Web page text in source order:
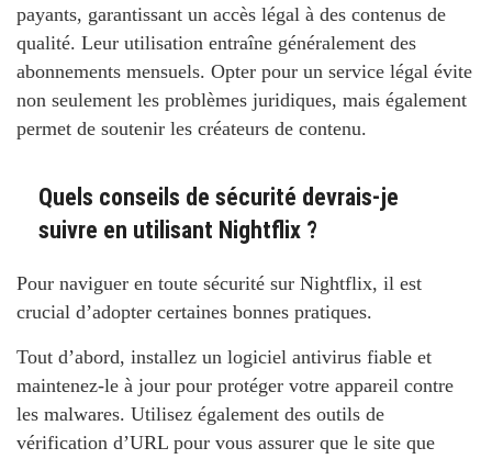
payants, garantissant un accès légal à des contenus de
qualité. Leur utilisation entraîne généralement des
abonnements mensuels. Opter pour un service légal évite
non seulement les problèmes juridiques, mais également
permet de soutenir les créateurs de contenu.
Quels conseils de sécurité devrais-je
suivre en utilisant Nightflix ?
Pour naviguer en toute sécurité sur Nightflix, il est
crucial d’adopter certaines bonnes pratiques.
Tout d’abord, installez un logiciel antivirus fiable et
maintenez-le à jour pour protéger votre appareil contre
les malwares. Utilisez également des outils de
vérification d’URL pour vous assurer que le site que